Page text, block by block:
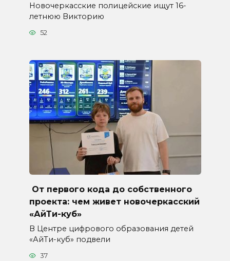
Новочеркасские полицейские ищут 16-
летнюю Викторию
52
От первого кода до собственного
проекта: чем живет новочеркасский
«АйТи-куб»
В Центре цифрового образования детей
«АйТи-куб» подвели
37